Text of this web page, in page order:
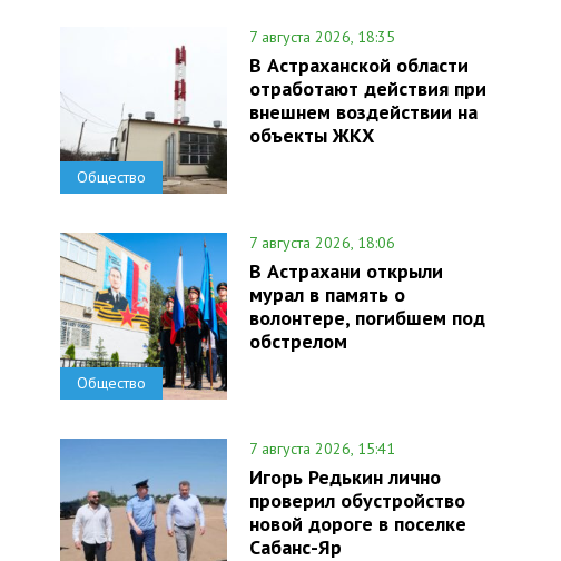
Общество
7 августа 2026, 18:35
В Астраханской области
отработают действия при
внешнем воздействии на
объекты ЖКХ
Общество
7 августа 2026, 18:06
В Астрахани открыли
мурал в память о
волонтере, погибшем под
обстрелом
7 августа 2026, 15:41
Игорь Редькин лично
проверил обустройство
новой дороге в поселке
Сабанс-Яр